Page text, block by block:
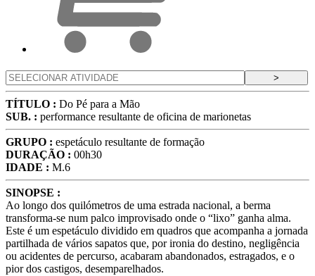
>
TÍTULO : Do Pé para a Mão
SUB. : performance resultante de oficina de marionetas
GRUPO : espetáculo resultante de formação
DURAÇÃO : 00h30
IDADE : M.6
SINOPSE :
Ao longo dos quilómetros de uma estrada nacional, a berma
transforma-se num palco improvisado onde o “lixo” ganha alma.
Este é um espetáculo dividido em quadros que acompanha a jornada
partilhada de vários sapatos que, por ironia do destino, negligência
ou acidentes de percurso, acabaram abandonados, estragados, e o
pior dos castigos, desemparelhados.